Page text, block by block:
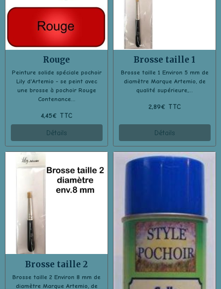
Rouge
Peinture solide spéciale pochoir
Lily d'Artemio - se peint avec
une brosse à pochoir Rouge
Contenance...
4,45€ TTC
Détails
Brosse taille 1
Brosse taille 1 Environ 5 mm de
diamètre Marque Artemio, de
qualité supérieure,...
2,89€ TTC
Détails
Brosse taille 2
Brosse taille 2 Environ 8 mm de
diamètre Marque Artemio, de